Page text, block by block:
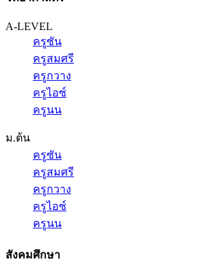
A-LEVEL
ครูซัน
ครูสมศรี
ครูกวาง
ครูไอซ์
ครูนน
ม.ต้น
ครูซัน
ครูสมศรี
ครูกวาง
ครูไอซ์
ครูนน
สังคมศึกษา